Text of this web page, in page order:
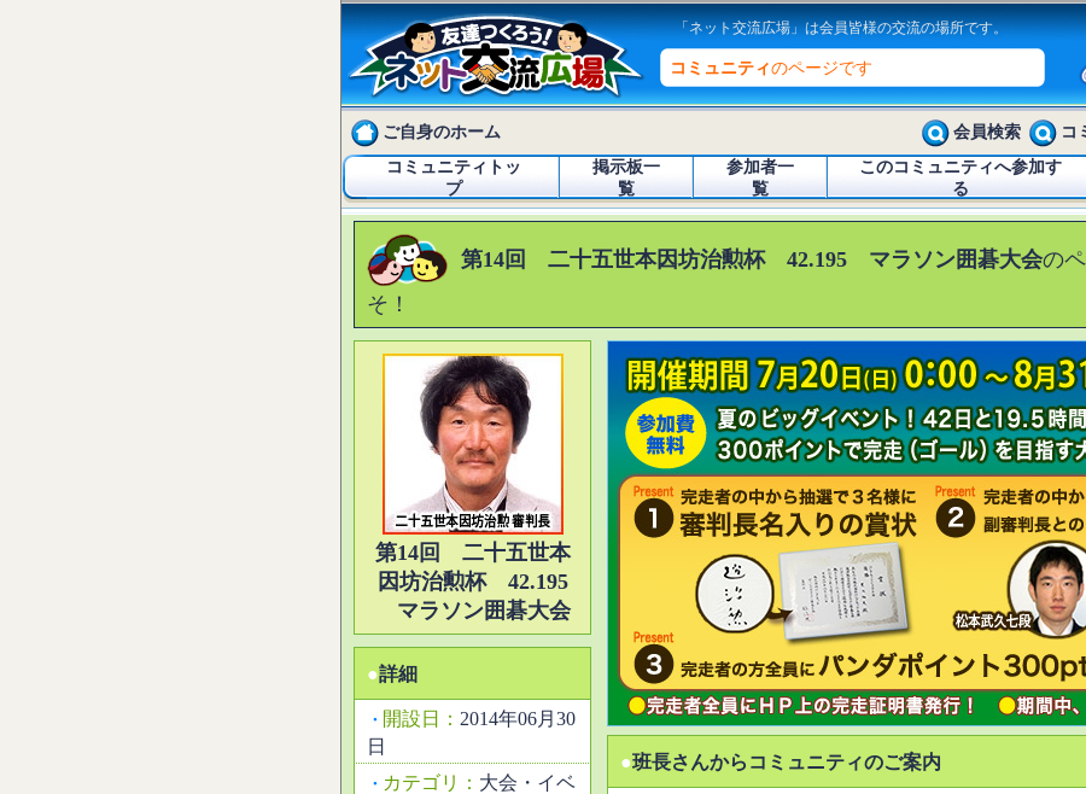
「ネット交流広場」は会員皆様の交流の場所です。
コミュニティのページです
ご自身のホーム 会員検索 コ
コミュニティトッ
プ
掲示板一
覧
参加者一
覧
このコミュニティへ参加す
る
第14回 二十五世本因坊治勲杯 42.195 マラソン囲碁大会の
そ！
第14回 二十五世本
因坊治勲杯 42.195
マラソン囲碁大会
●詳細
・ 開設日： 2014年06月30
日
・ カテゴリ： 大会・イベ
●班長さんからコミュニティのご案内